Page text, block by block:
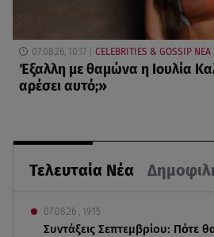
Τελευταία Νέα
07.08.26 , 19:15
Συντάξεις Σεπτεμβρίου: Πότε
07.08.26, 10:17 CELEBRITIES & GOSSIP ΝΕΑ
Έξαλλη με θαμώνα η Ιουλία
αρέσει αυτό;»